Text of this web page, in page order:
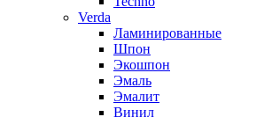
Verda
Ламинированные
Шпон
Экошпон
Эмаль
Эмалит
Винил